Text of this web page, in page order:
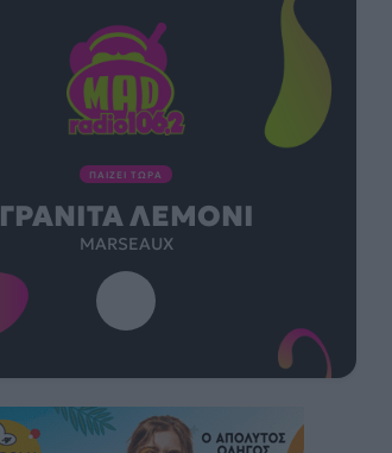
ΠΑΙΖΕΙ ΤΩΡΑ
ΓΡΑΝΊΤΑ ΛΕΜΌΝΙ
MARSEAUX